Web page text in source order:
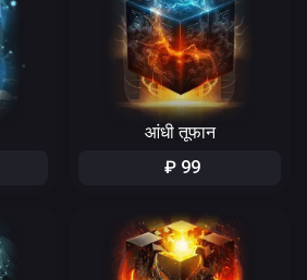
आंधी तूफान
₽ 99